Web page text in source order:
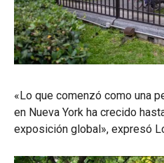
«Lo que comenzó como una
en Nueva York ha crecido
exposición global», expresó